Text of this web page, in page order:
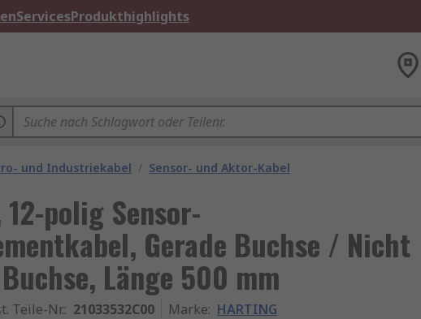
ServicesProdukthighlights
und Industriekabel / Sensor- und Aktor-Kabel
12-polig Sensor-
Gerade Buchse / Nicht
Länge 500 mm
Teile-Nr.: 21033532C00 Marke: HARTING